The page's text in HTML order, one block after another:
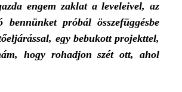
engem zaklat a leveleivel, az
bennünket próbál összefüggésbe
egy bebukott projekttel,
hogy rohadjon szét ott, ahol